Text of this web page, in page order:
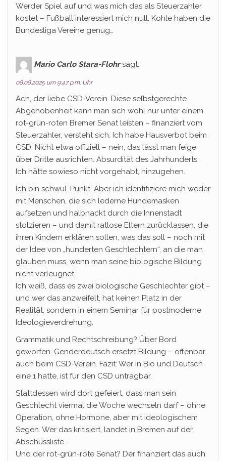
Werder Spiel auf und was mich das als Steuerzahler
kostet – Fußball interessiert mich null. Kohle haben die
Bundesliga Vereine genug…
Mario Carlo Stara-Flohr sagt:
08.08.2025 um 9:47 p.m. Uhr
Ach, der liebe CSD-Verein. Diese selbstgerechte
Abgehobenheit kann man sich wohl nur unter einem
rot-grün-roten Bremer Senat leisten – finanziert vom
Steuerzahler, versteht sich. Ich habe Hausverbot beim
CSD. Nicht etwa offiziell – nein, das lässt man feige
über Dritte ausrichten. Absurdität des Jahrhunderts:
Ich hätte sowieso nicht vorgehabt, hinzugehen.
Ich bin schwul. Punkt. Aber ich identifiziere mich weder
mit Menschen, die sich lederne Hundemasken
aufsetzen und halbnackt durch die Innenstadt
stolzieren – und damit ratlose Eltern zurücklassen, die
ihren Kindern erklären sollen, was das soll – noch mit
der Idee von „hunderten Geschlechtern“, an die man
glauben muss, wenn man seine biologische Bildung
nicht verleugnet.
Ich weiß, dass es zwei biologische Geschlechter gibt –
und wer das anzweifelt, hat keinen Platz in der
Realität, sondern in einem Seminar für postmoderne
Ideologieverdrehung.
Grammatik und Rechtschreibung? Über Bord
geworfen. Genderdeutsch ersetzt Bildung – offenbar
auch beim CSD-Verein. Fazit: Wer in Bio und Deutsch
eine 1 hatte, ist für den CSD untragbar.
Stattdessen wird dort gefeiert, dass man sein
Geschlecht viermal die Woche wechseln darf – ohne
Operation, ohne Hormone, aber mit ideologischem
Segen. Wer das kritisiert, landet in Bremen auf der
Abschussliste.
Und der rot-grün-rote Senat? Der finanziert das auch